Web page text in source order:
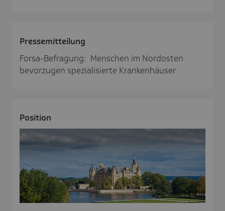
Pres­se­mit­tei­lung
Forsa-Befragung: Menschen im Nordosten
bevorzugen spezialisierte Krankenhäuser.
Posi­tion